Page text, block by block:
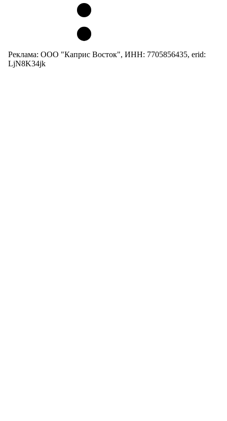
Реклама: ООО "Каприс Восток", ИНН: 7705856435, erid:
LjN8K34jk